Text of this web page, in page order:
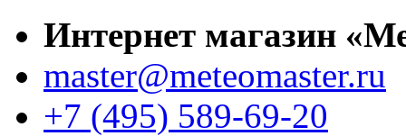
Интернет магазин
master@meteomaster.ru
+7 (495) 589-69-20